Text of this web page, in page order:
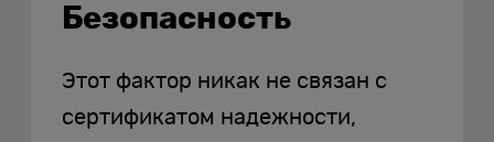
Безопасность
Этот фактор никак не связан с
сертификатом надежности,